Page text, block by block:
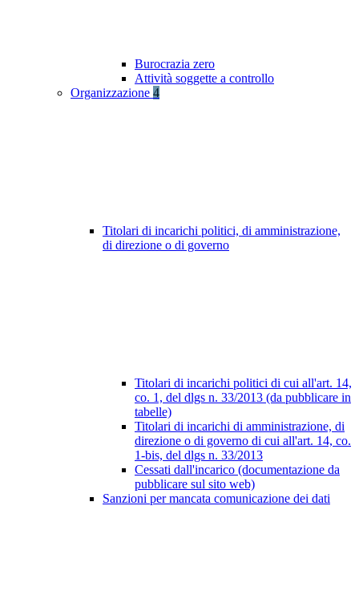
Burocrazia zero
Attività soggette a controllo
Organizzazione 4
Titolari di incarichi politici, di amministrazione,
di direzione o di governo
Titolari di incarichi politici di cui all'art. 14,
co. 1, del dlgs n. 33/2013 (da pubblicare in
tabelle)
Titolari di incarichi di amministrazione, di
direzione o di governo di cui all'art. 14, co.
1-bis, del dlgs n. 33/2013
Cessati dall'incarico (documentazione da
pubblicare sul sito web)
Sanzioni per mancata comunicazione dei dati